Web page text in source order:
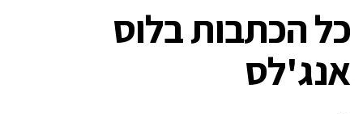
כל הכתבות בלוס
אנג'לס